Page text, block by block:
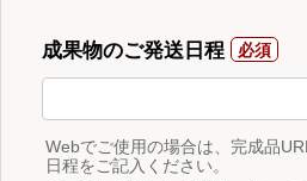
成果物のご発送日程
Webでご使用の場合は、完成品
日程をご記入ください。